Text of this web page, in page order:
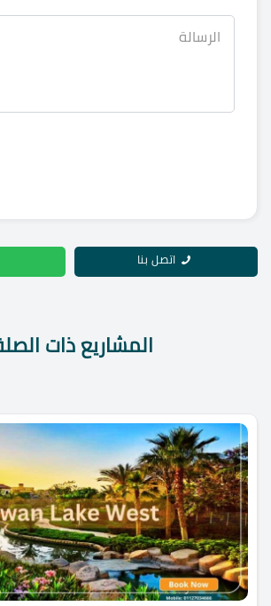
اتصل بنا
المشاريع ذات